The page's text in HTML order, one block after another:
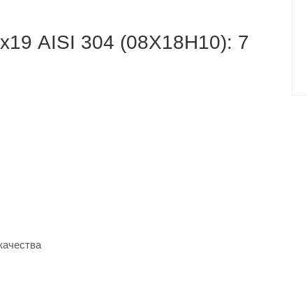
AISI 304 (08Х18Н10): 7